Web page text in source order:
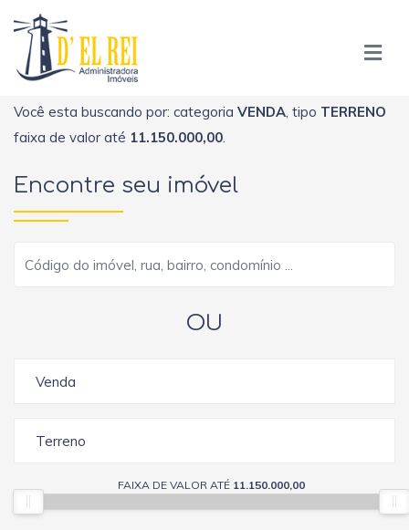
Você esta buscando por: categoria VENDA , tipo TERRENO
faixa de valor até 11.150.000,00
Encontre seu imóvel
OU
Venda
Terreno
FAIXA DE VALOR ATÉ 11.150.000,00